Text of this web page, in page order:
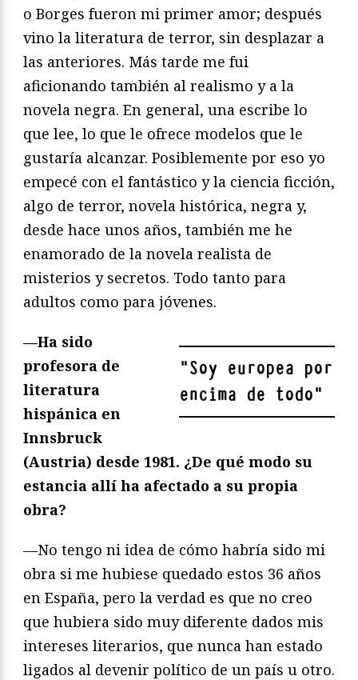
o Borges fueron mi primer amor; después
vino la literatura de terror, sin desplazar a
las anteriores. Más tarde me fui
aficionando también al realismo y a la
novela negra. En general, una escribe lo
que lee, lo que le ofrece modelos que le
gustaría alcanzar. Posiblemente por eso yo
empecé con el fantástico y la ciencia ficción,
algo de terror, novela histórica, negra y,
desde hace unos años, también me he
enamorado de la novela realista de
misterios y secretos. Todo tanto para
adultos como para jóvenes.
"Soy europea por
encima de todo"
—Ha sido
profesora de
literatura
hispánica en
Innsbruck
(Austria) desde 1981. ¿De qué modo su
estancia allí ha afectado a su propia
obra?
—No tengo ni idea de cómo habría sido mi
obra si me hubiese quedado estos 36 años
en España, pero la verdad es que no creo
que hubiera sido muy diferente dados mis
intereses literarios, que nunca han estado
ligados al devenir político de un país u otro.